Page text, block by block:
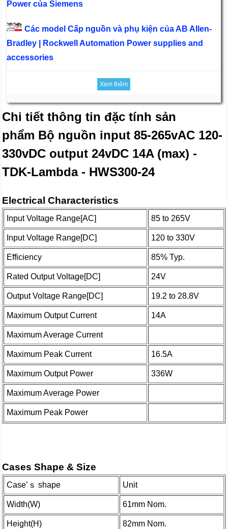
Power của Siemens
Các model Cấp nguồn và phụ kiện của AB Allen-
Bradley | Rockwell Automation Power supplies and
accessories
Xem thêm
Chi tiết thông tin đặc tính sản
phẩm Bộ nguồn input 85-265vAC 120-
330vDC output 24vDC 14A (max) -
TDK-Lambda - HWS300-24
Electrical Characteristics
Input Voltage Range[AC] 85 to 265V
Input Voltage Range[DC] 120 to 330V
Efficiency 85% Typ.
Rated Output Voltage[DC] 24V
Output Voltage Range[DC] 19.2 to 28.8V
Maximum Output Current 14A
Maximum Average Current
Maximum Peak Current 16.5A
Maximum Output Power 336W
Maximum Average Power
Maximum Peak Power
Cases Shape & Size
Case’ｓ shape Unit
Width(W) 61mm Nom.
Height(H) 82mm Nom.